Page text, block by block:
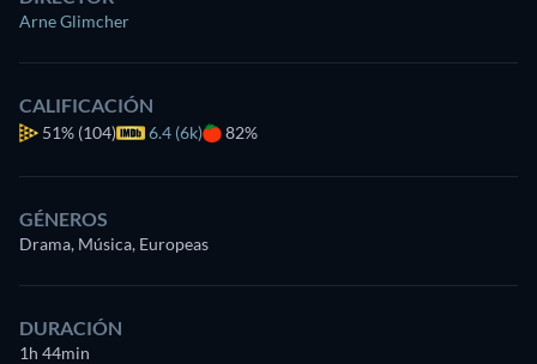
Arne Glimcher
CALIFICACIÓN
51% (104) 6.4 (6k) 82%
GÉNEROS
Drama, Música, Europeas
DURACIÓN
1h 44min